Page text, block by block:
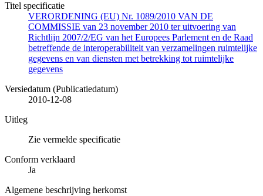
Titel specificatie
VERORDENING (EU) Nr. 1089/2010 VAN DE
COMMISSIE van 23 november 2010 ter uitvoering van
Richtlijn 2007/2/EG van het Europees Parlement en de Raad
betreffende de interoperabiliteit van verzamelingen ruimtelijke
gegevens en van diensten met betrekking tot ruimtelijke
gegevens
Versiedatum (Publicatiedatum)
2010-12-08
Uitleg
Zie vermelde specificatie
Conform verklaard
Ja
Algemene beschrijving herkomst